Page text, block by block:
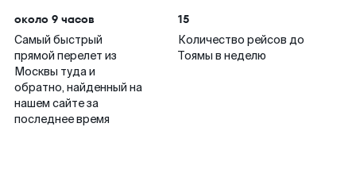
около 9 часов
Самый быстрый
прямой перелет из
Москвы туда и
обратно, найденный на
нашем сайте за
последнее время
15
Количество рейсов до
Тоямы в неделю